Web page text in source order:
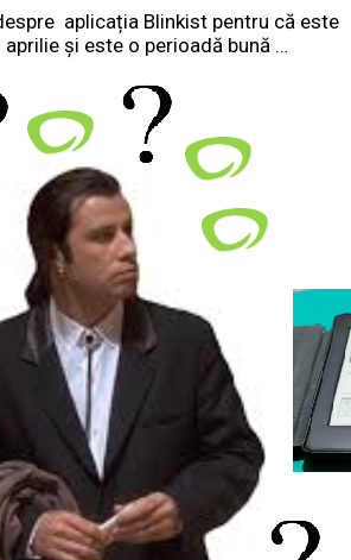
aplicația Blinkist pentru că este
și este o perioadă bună …